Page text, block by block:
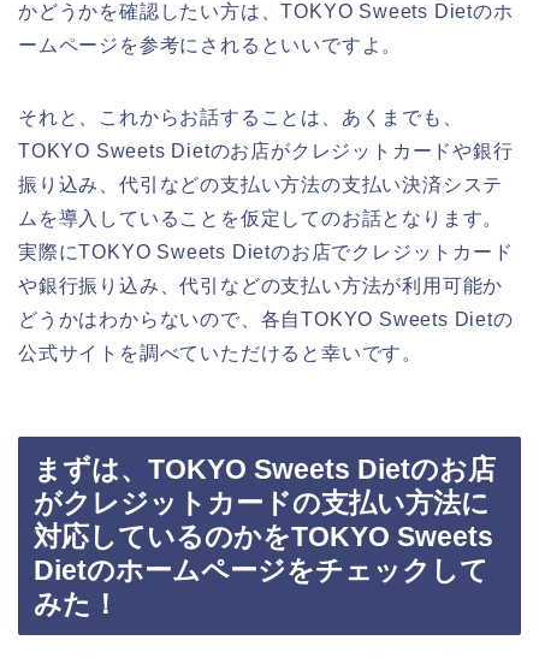
かどうかを確認したい方は、TOKYO Sweets Dietのホ
ームページを参考にされるといいですよ。
それと、これからお話することは、あくまでも、
TOKYO Sweets Dietのお店がクレジットカードや銀行
振り込み、代引などの支払い方法の支払い決済システ
ムを導入していることを仮定してのお話となります。
実際にTOKYO Sweets Dietのお店でクレジットカード
や銀行振り込み、代引などの支払い方法が利用可能か
どうかはわからないので、各自TOKYO Sweets Dietの
公式サイトを調べていただけると幸いです。
まずは、TOKYO Sweets Dietのお店
がクレジットカードの支払い方法に
対応しているのかをTOKYO Sweets
Dietのホームページをチェックして
みた！